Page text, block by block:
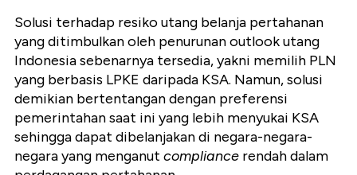
Solusi terhadap resiko utang belanja pertahanan
yang ditimbulkan oleh penurunan outlook utang
Indonesia sebenarnya tersedia, yakni memilih PLN
yang berbasis LPKE daripada KSA. Namun, solusi
demikian bertentangan dengan preferensi
pemerintahan saat ini yang lebih menyukai KSA
sehingga dapat dibelanjakan di negara-negara-
negara yang menganut compliance rendah dalam